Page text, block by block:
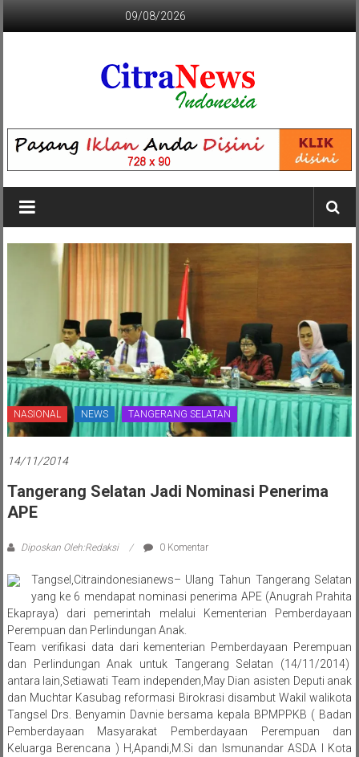
09/08/2026
CITRANEWS
INDONESIA
BERANI
DAN
KRISTIS
NASIONAL NEWS TANGERANG SELATAN
14/11/2014
Tangerang Selatan Jadi Nominasi Penerima
APE
Diposkan Oleh:Redaksi 0 Komentar
Tangsel,Citraindonesianews– Ulang Tahun Tangerang Selatan
yang ke 6 mendapat nominasi penerima APE (Anugrah Prahita
Ekapraya) dari pemerintah melalui Kementerian Pemberdayaan
Perempuan dan Perlindungan Anak.
Team verifikasi data dari kementerian Pemberdayaan Perempuan
dan Perlindungan Anak untuk Tangerang Selatan (14/11/2014)
antara lain,Setiawati Team independen,May Dian asisten Deputi anak
dan Muchtar Kasubag reformasi Birokrasi disambut Wakil walikota
Tangsel Drs. Benyamin Davnie bersama kepala BPMPPKB ( Badan
Pemberdayaan Masyarakat Pemberdayaan Perempuan dan
Keluarga Berencana ) H,Apandi,M.Si dan Ismunandar ASDA I Kota